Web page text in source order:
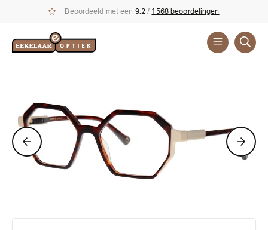
Beoordeeld met een 9.2 / 1568 beoordelingen
Merken